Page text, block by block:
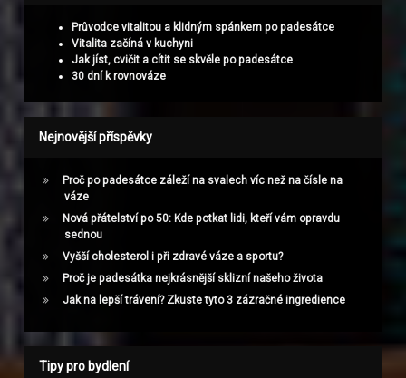
Průvodce vitalitou a klidným spánkem po padesátce
Vitalita začíná v kuchyni
Jak jíst, cvičit a cítit se skvěle po padesátce
30 dní k rovnováze
Nejnovější příspěvky
Proč po padesátce záleží na svalech víc než na čísle na
váze
Nová přátelství po 50: Kde potkat lidi, kteří vám opravdu
sednou
Vyšší cholesterol i při zdravé váze a sportu?
Proč je padesátka nejkrásnější sklizní našeho života
Jak na lepší trávení? Zkuste tyto 3 zázračné ingredience
Tipy pro bydlení